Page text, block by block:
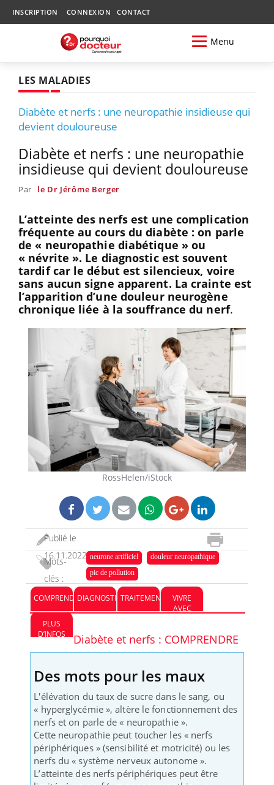
INSCRIPTION CONNEXION CONTACT
Menu
LES MALADIES
Diabète et nerfs : une neuropathie insidieuse qui
devient douloureuse
Diabète et nerfs : une neuropathie
insidieuse qui devient douloureuse
Par le Dr Jérôme Berger
L’atteinte des nerfs est une complication
fréquente au cours du diabète : on parle
de « neuropathie diabétique » ou
« névrite ». Le diagnostic est souvent
tardif car le début est silencieux, voire
sans aucun signe apparent. La crainte est
l’apparition d’une douleur neurogène
chronique liée à la souffrance du nerf.
RossHelen/iStock
Publié le
16.11.2022
Mots-
clés :
neurone artificiel
douleur neuropathique
pic de pollution
COMPRENDREDIAGNOSTICTRAITEMENT
VIVRE
AVEC
PLUS
D’INFOS
Diabète et nerfs : COMPRENDRE
Des mots pour les maux
L'élévation du taux de sucre dans le sang, ou
« hyperglycémie », altère le fonctionnement des
nerfs et on parle de « neuropathie ».
Cette neuropathie peut toucher les « nerfs
périphériques » (sensibilité et motricité) ou les
nerfs du « système nerveux autonome ».
L’atteinte des nerfs périphériques peut être